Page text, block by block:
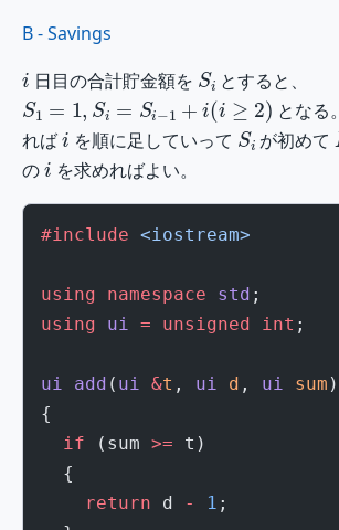
B - Savings
日目の合計貯金額を
Si
とすると、
S1=1,Si=Si−1+i(i≥ 2)
となる
れば
i
を順に足していって
Si
が初めて
の
i
を求めればよい。
#include <iostream>
using namespace std ;
using ui = unsigned int ;
ui add ( ui &t , ui d , ui sum )
{
  if
(sum >= t)
  {
    return
d - 1 ;